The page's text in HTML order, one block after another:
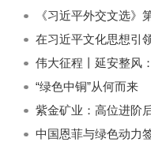
《习近平外交文选》
“绿色中铜”从何而来
紫金矿业：高位进阶
中国恩菲与绿色动力